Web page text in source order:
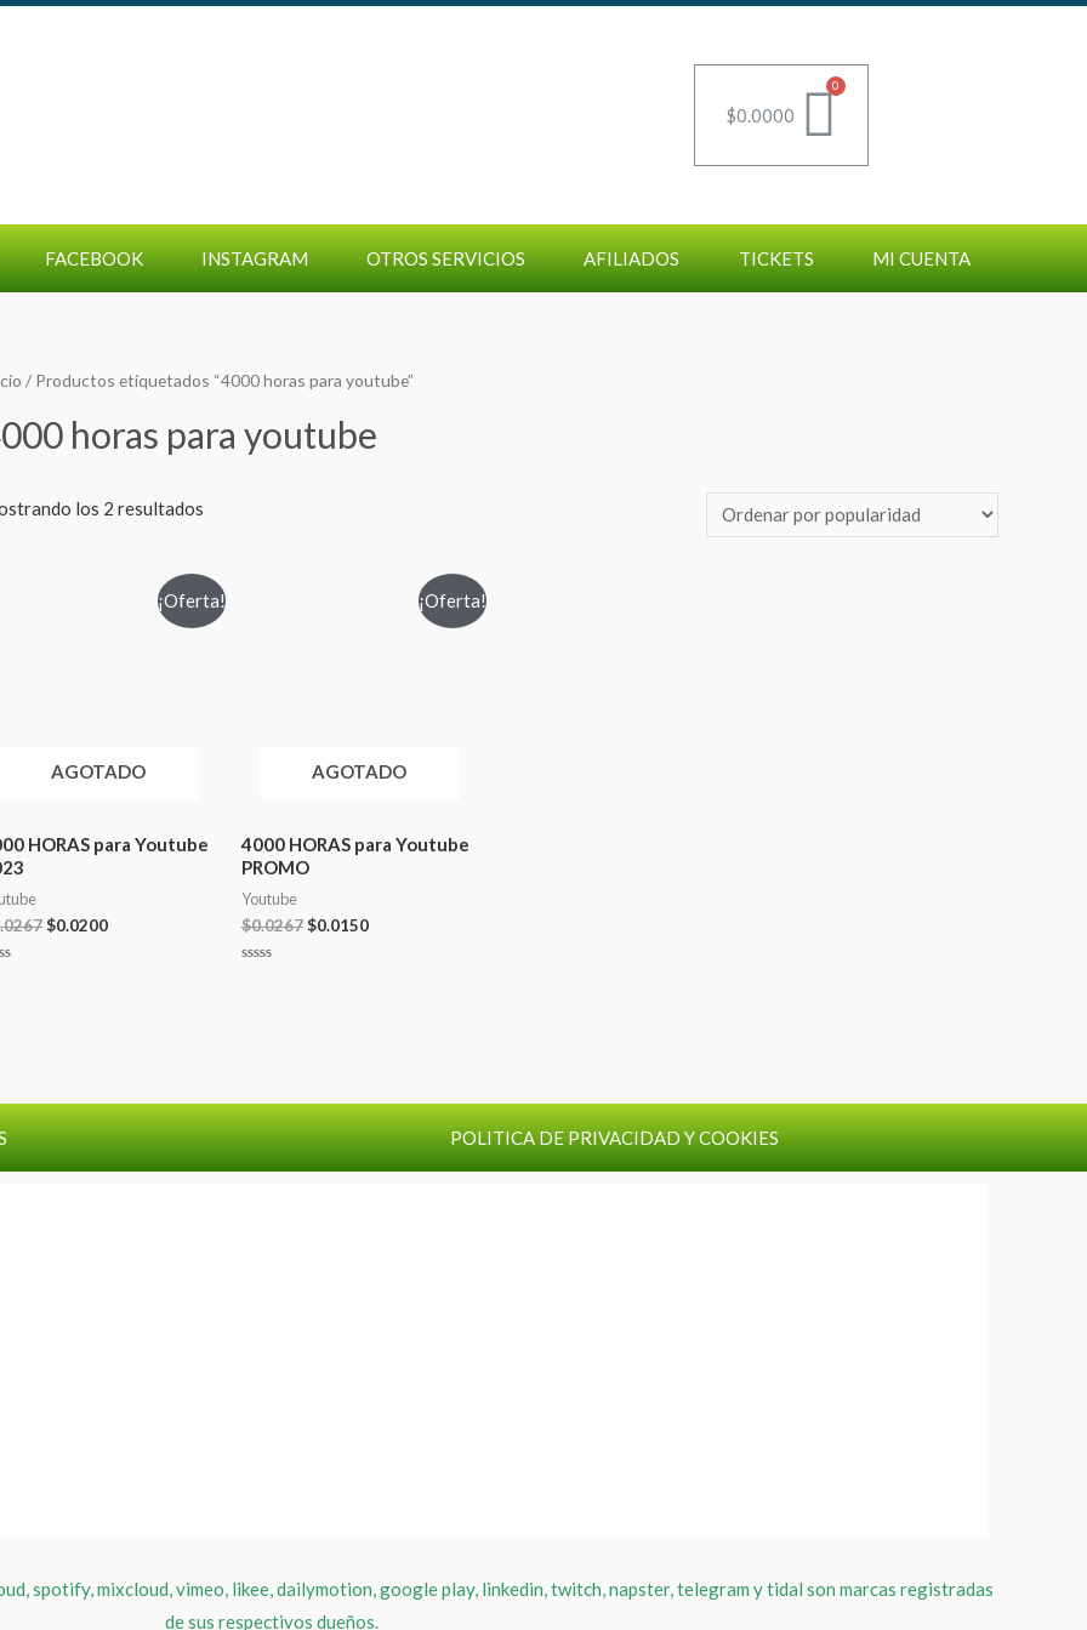
$0.0000
FACEBOOK INSTAGRAM OTROS SERVICIOS AFILIADOS TICKETS MI CUENTA
/ Productos etiquetados “4000 horas para youtube”
horas para youtube
los 2 resultados
¡Oferta!
AGOTADO
HORAS para Youtube
$0.0200
¡Oferta!
AGOTADO
4000 HORAS para Youtube
PROMO
Youtube
$0.0267 $0.0150
POLITICA DE PRIVACIDAD Y COOKIES
spotify, mixcloud, vimeo, likee, dailymotion, google play, linkedin, twitch, napster, telegram y tidal son marcas registradas
de sus respectivos dueños.